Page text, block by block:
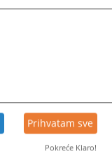
Prihvatam sve
Pokreće Klaro!